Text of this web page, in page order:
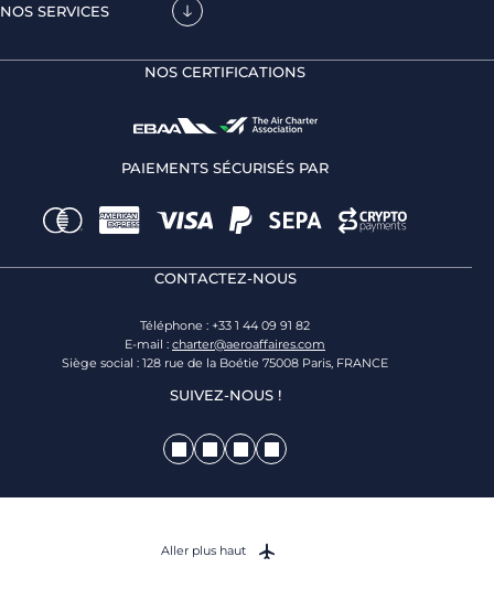
NOS SERVICES
NOS CERTIFICATIONS
PAIEMENTS SÉCURISÉS PAR
CONTACTEZ-NOUS
Téléphone : +33 1 44 09 91 82
E-mail : charter@aeroaffaires.com
Siège social : 128 rue de la Boétie 75008 Paris, FRANCE
SUIVEZ-NOUS !
Aller plus haut